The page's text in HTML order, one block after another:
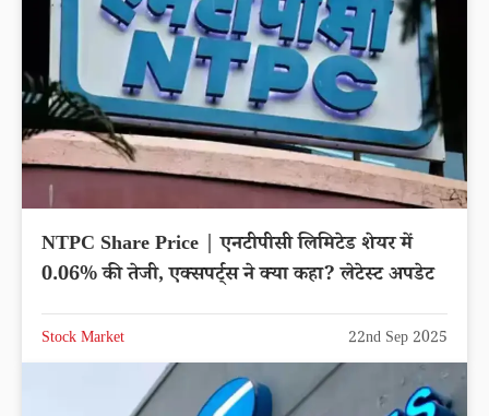
NTPC Share Price | एनटीपीसी लिमिटेड शेयर में
0.06% की तेजी, एक्सपर्ट्स ने क्या कहा? लेटेस्ट अपडेट
Stock Market 22nd Sep 2025